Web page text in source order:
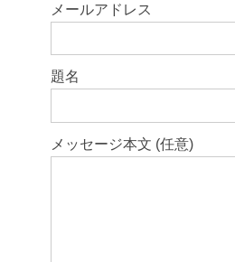
メールアドレス
題名
メッセージ本文 (任意)